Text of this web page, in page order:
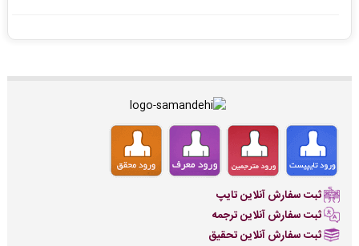
ثبت سفارش آنلاین تایپ
ثبت سفارش آنلاین ترجمه
ثبت سفارش آنلاین تحقیق